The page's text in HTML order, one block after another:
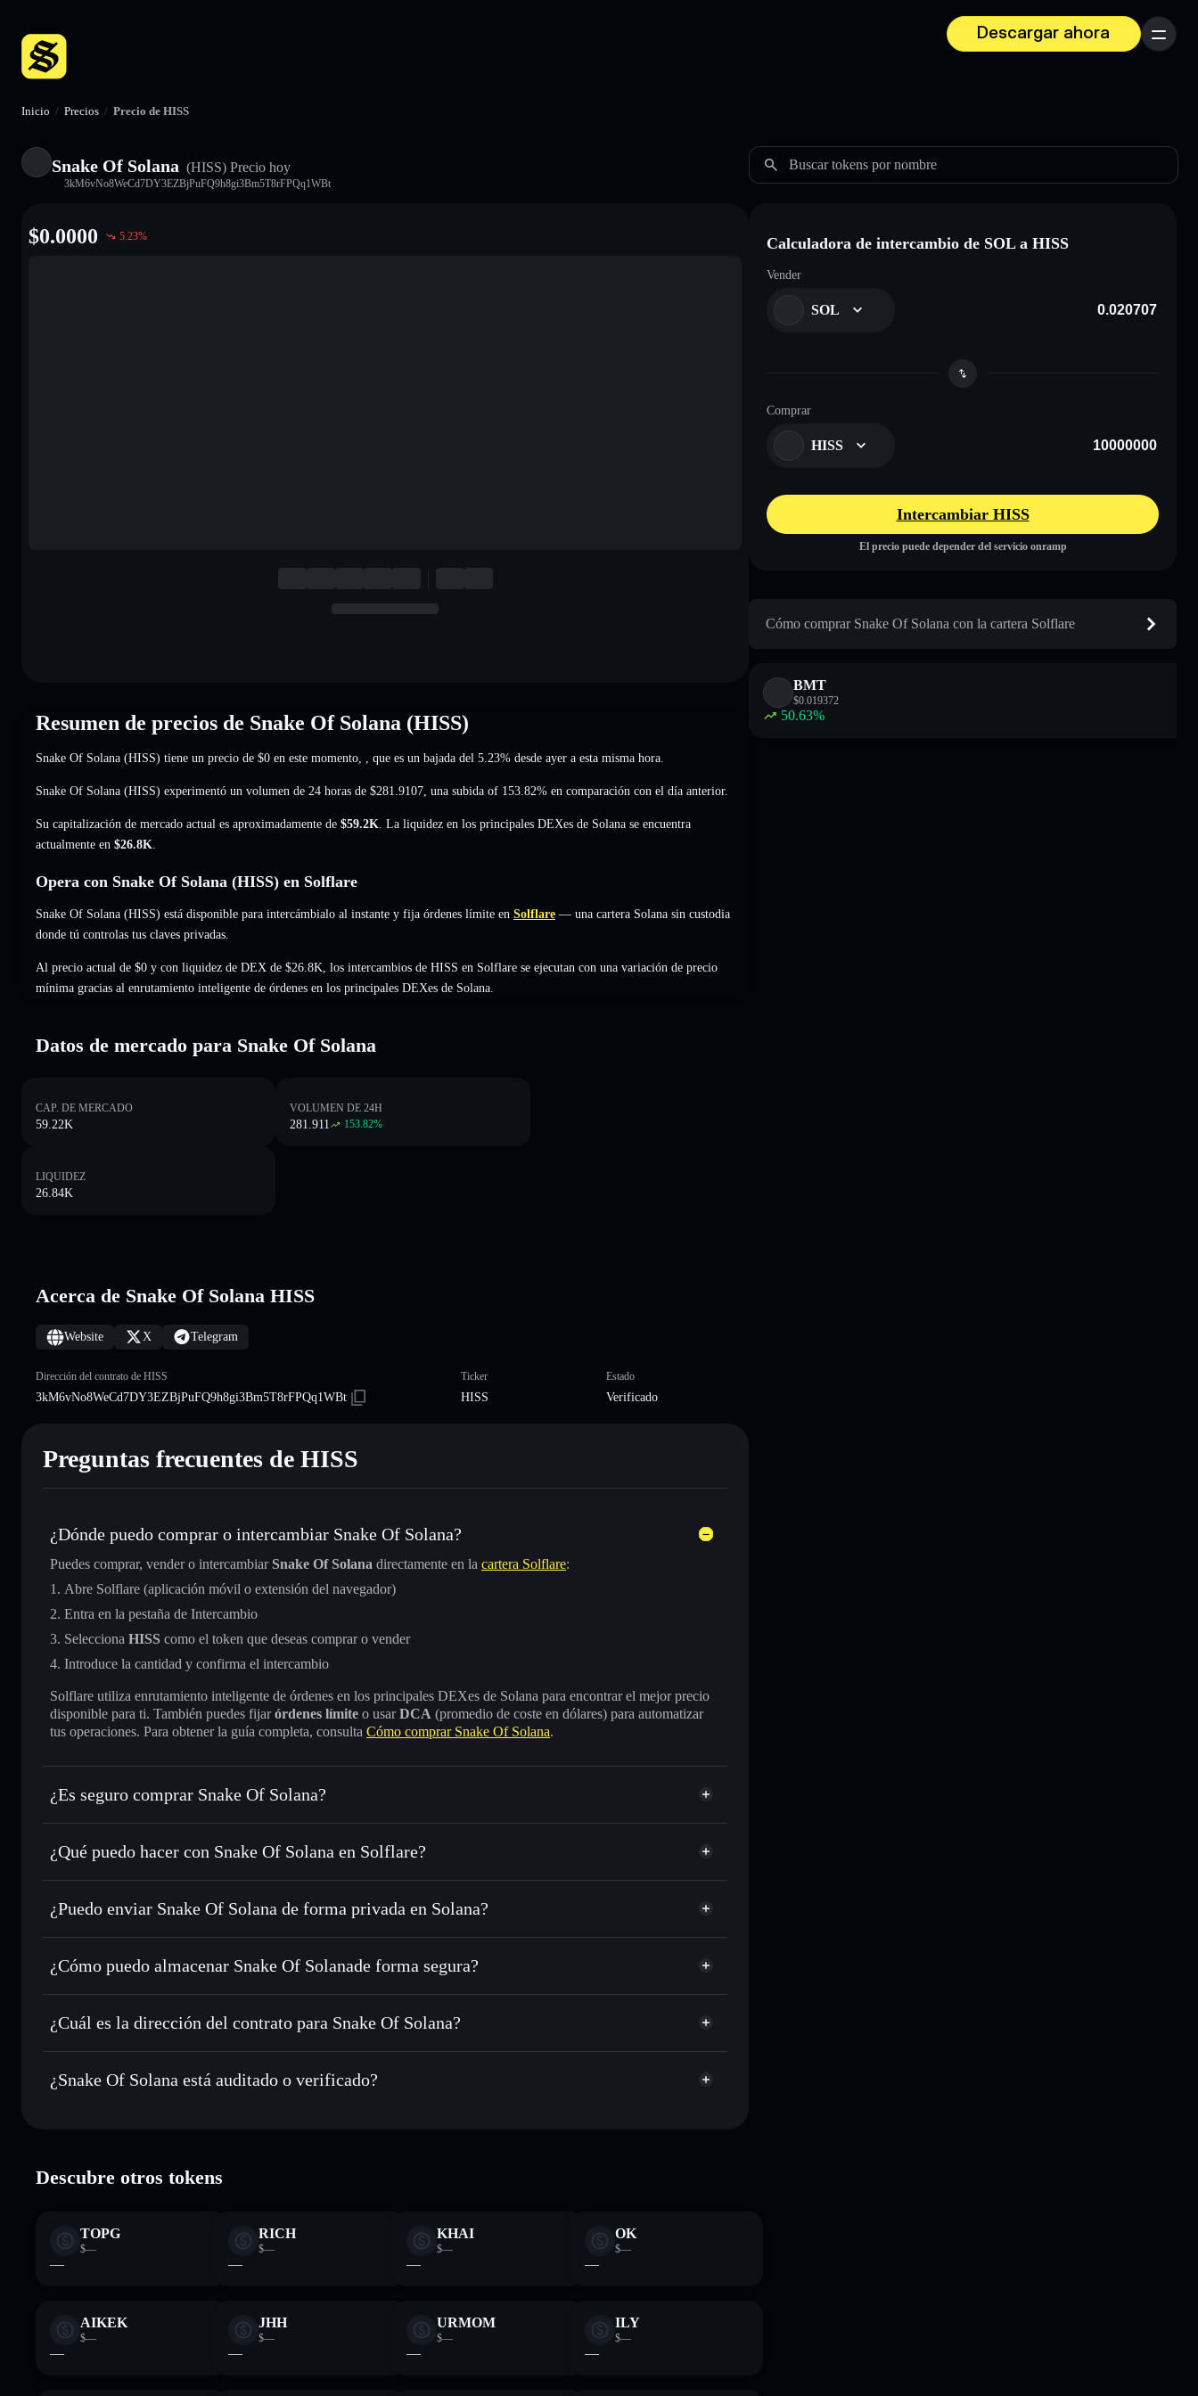
Descargar ahora
Menú
Inicio / Precios / Precio de HISS
Snake Of Solana (HISS) Precio hoy
3kM6vNo8WeCd7DY3EZBjPuFQ9h8gi3Bm5T8rFPQq1WBt
Buscar tokens por nombre
$0.0000 5.23%
Resumen de precios de Snake Of Solana (HISS)
Snake Of Solana (HISS) tiene un precio de $0 en este momento, , que es un bajada del 5.23% desde ayer a esta misma hora.
Snake Of Solana (HISS) experimentó un volumen de 24 horas de $281.9107 una subida of 153.82% en comparación con el día anterior.
Su capitalización de mercado actual es aproximadamente de $59.2K . La liquidez en los principales DEXes de Solana se encuentra
actualmente en $26.8K
Opera con Snake Of Solana (HISS) en Solflare
Snake Of Solana (HISS) está disponible para intercámbialo al instante y fija órdenes límite en Solflare — una cartera Solana sin custodia
donde tú controlas tus claves privadas.
Al precio actual de $0 y con liquidez de DEX de $26.8K, los intercambios de HISS en Solflare se ejecutan con una variación de precio
mínima gracias al enrutamiento inteligente de órdenes en los principales DEXes de Solana.
Datos de mercado para Snake Of Solana
CAP. DE MERCADO
59.22K
VOLUMEN DE 24H
281.911 153.82%
LIQUIDEZ
26.84K
Acerca de Snake Of Solana HISS
Website X Telegram
Dirección del contrato de HISS
3kM6vNo8WeCd7DY3EZBjPuFQ9h8gi3Bm5T8rFPQq1WBt
Ticker
HISS
Estado
Verificado
Preguntas frecuentes de HISS
¿Dónde puedo comprar o intercambiar Snake Of Solana?
Puedes comprar, vender o intercambiar Snake Of Solana directamente en la cartera Solflare:
Abre Solflare (aplicación móvil o extensión del navegador)
Entra en la pestaña de Intercambio
Selecciona HISS como el token que deseas comprar o vender
Introduce la cantidad y confirma el intercambio
Solflare utiliza enrutamiento inteligente de órdenes en los principales DEXes de Solana para encontrar el mejor precio
disponible para ti. También puedes fijarórdenes límite o usarDCA (promedio de coste en dólares) para automatizar
tus operaciones. Para obtener la guía completa, consulta Cómo comprar Snake Of Solana.
¿Es seguro comprar Snake Of Solana?
Snake Of Solana token verificado
¿Qué puedo hacer con Snake Of Solana en Solflare?
Snake Of Solana
cartera de Solflare
Intercambiar al instante: operar con HISS para SOL, USDC o miles de otros tokens de Solana con enrutamiento
Utilizar DCA: promedio de coste en dólares en HISS a lo largo del tiempo
Enviar de forma privada: transferir HISS sin vincular públicamente las carteras usando el agregador de privacidad
integrado de Solflare
Holdear de forma segura : almacenar HISS en una cartera sin custodia donde tú controla tus claves privadas
¿Puedo enviar Snake Of Solana de forma privada en Solana?
cartera de Solflare agregador de privacidad
Snake
Of Solana
¿Cómo puedo almacenar Snake Of Solanade forma segura?
Snake Of Solana cartera sin custodia Solflare
¿Cuál es la dirección del contrato para Snake Of Solana?
Snake Of Solana
3kM6vNo8WeCd7DY3EZBjPuFQ9h8gi3Bm5T8rFPQq1WBt
¿Snake Of Solana está auditado o verificado?
Descubre otros tokens
TOPG
$—
—
RICH
$—
—
KHAI
$—
—
OK
$—
—
AIKEK
$—
—
JHH
$—
—
URMOM
$—
—
ILY
$—
—
Calculadora de intercambio de SOL a HISS
Vender
SOL
Comprar
HISS
Intercambiar HISS
El precio puede depender del servicio onramp
Cómo comprar Snake Of Solana con la cartera Solflare
BMT
$0.019372
50.63%